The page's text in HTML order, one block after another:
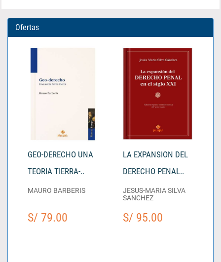
Ofertas
GEO-DERECHO UNA
TEORIA TIERRA-..
MAURO BARBERIS
S/ 79.00
LA EXPANSION DEL
DERECHO PENAL..
JESUS-MARIA SILVA
SANCHEZ
S/ 95.00